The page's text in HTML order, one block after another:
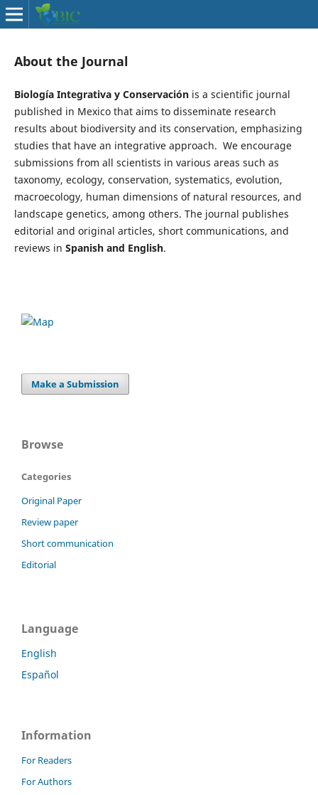
About the Journal
Biología Integrativa y Conservaciónis a scientific journal
published in Mexico that aims to disseminate research
results about biodiversity and its conservation, emphasizing
studies that have an integrative approach. We encourage
submissions from all scientists in various areas such as
taxonomy, ecology, conservation, systematics, evolution,
macroecology, human dimensions of natural resources, and
landscape genetics, among others. The journal publishes
editorial and original articles, short communications, and
reviews in Spanish and English.
Make a Submission
Browse
Categories
Original Paper
Review paper
Short communication
Editorial
Language
English
Español
Information
For Readers
For Authors